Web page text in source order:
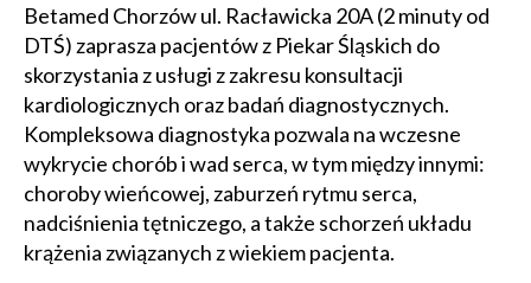
Betamed Chorzów ul. Racławicka 20A (2 minuty od
DTŚ) zaprasza pacjentów z Piekar Śląskich do
skorzystania z usługi z zakresu konsultacji
kardiologicznych oraz badań diagnostycznych.
Kompleksowa diagnostyka pozwala na wczesne
wykrycie chorób i wad serca, w tym między innymi:
choroby wieńcowej, zaburzeń rytmu serca,
nadciśnienia tętniczego, a także schorzeń układu
krążenia związanych z wiekiem pacjenta.